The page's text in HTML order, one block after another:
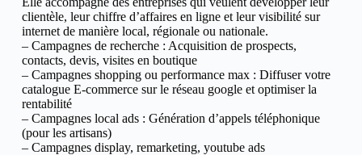
clientèle, leur chiffre d’affaires en ligne et leur visibilité sur
internet de manière local, régionale ou nationale.
– Campagnes de recherche : Acquisition de prospects,
contacts, devis, visites en boutique
– Campagnes shopping ou performance max : Diffuser votre
catalogue E-commerce sur le réseau google et optimiser la
rentabilité
– Campagnes local ads : Génération d’appels téléphonique
(pour les artisans)
– Campagnes display, remarketing, youtube ads